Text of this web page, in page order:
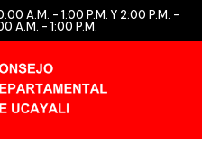
A.M. - 1:00 P.M. Y 2:00 P.M. -
A.M. - 1:00 P.M.